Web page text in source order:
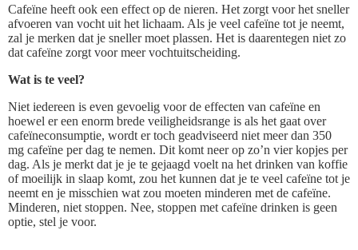
Cafeïne heeft ook een effect op de nieren. Het zorgt voor het sneller
afvoeren van vocht uit het lichaam. Als je veel cafeïne tot je neemt,
zal je merken dat je sneller moet plassen. Het is daarentegen niet zo
dat cafeïne zorgt voor meer vochtuitscheiding.
Wat is te veel?
Niet iedereen is even gevoelig voor de effecten van cafeïne en
hoewel er een enorm brede veiligheidsrange is als het gaat over
cafeïneconsumptie, wordt er toch geadviseerd niet meer dan 350
mg cafeïne per dag te nemen. Dit komt neer op zo’n vier kopjes per
dag. Als je merkt dat je je te gejaagd voelt na het drinken van koffie
of moeilijk in slaap komt, zou het kunnen dat je te veel cafeïne tot je
neemt en je misschien wat zou moeten minderen met de cafeïne.
Minderen, niet stoppen. Nee, stoppen met cafeïne drinken is geen
optie, stel je voor.